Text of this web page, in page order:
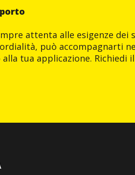
attenta alle esigenze dei
può accompagnarti
tua applicazione. Richiedi